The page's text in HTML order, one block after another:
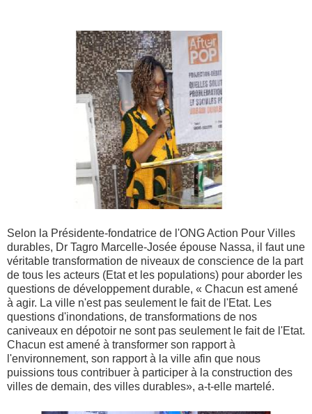
Selon la Présidente-fondatrice de l'ONG Action Pour Villes
durables, Dr Tagro Marcelle-Josée épouse Nassa, il faut une
véritable transformation de niveaux de conscience de la part
de tous les acteurs (Etat et les populations) pour aborder les
questions de développement durable, « Chacun est amené
à agir. La ville n'est pas seulement le fait de l'Etat. Les
questions d'inondations, de transformations de nos
caniveaux en dépotoir ne sont pas seulement le fait de l'Etat.
Chacun est amené à transformer son rapport à
l'environnement, son rapport à la ville afin que nous
puissions tous contribuer à participer à la construction des
villes de demain, des villes durables», a-t-elle martelé.